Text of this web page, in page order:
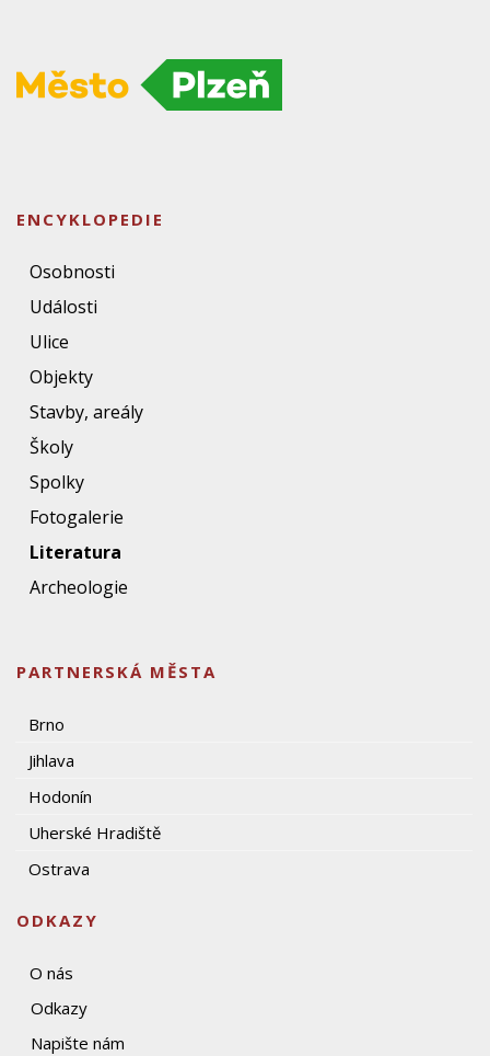
ENCYKLOPEDIE
Osobnosti
Události
Ulice
Objekty
Stavby, areály
Školy
Spolky
Fotogalerie
Literatura
Archeologie
PARTNERSKÁ MĚSTA
Brno
Jihlava
Hodonín
Uherské Hradiště
Ostrava
ODKAZY
O nás
Odkazy
Napište nám